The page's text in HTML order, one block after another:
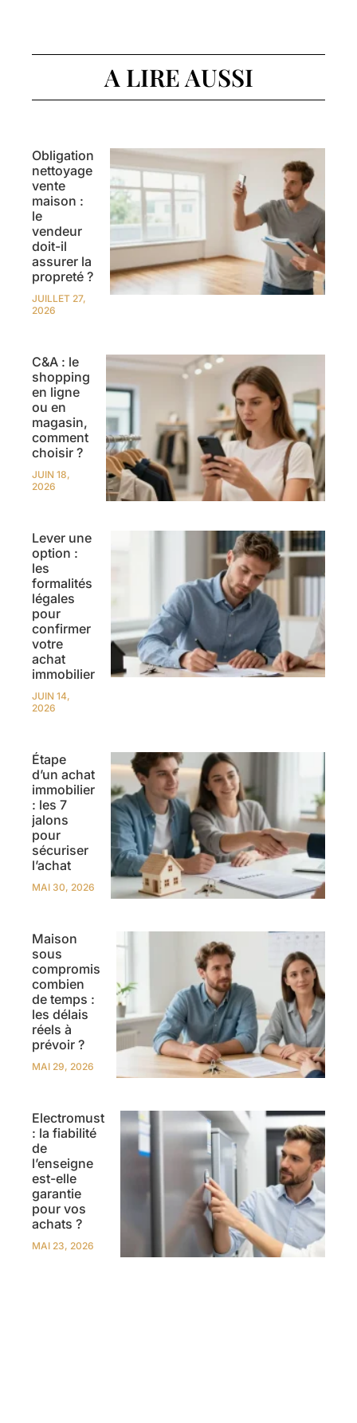
A LIRE AUSSI
Obligation
nettoyage
vente
maison :
le
vendeur
doit-il
assurer la
propreté ?
JUILLET 27,
2026
C&A : le
shopping
en ligne
ou en
magasin,
comment
choisir ?
JUIN 18,
2026
Lever une
option :
les
formalités
légales
pour
confirmer
votre
achat
immobilier
JUIN 14,
2026
Étape
d’un achat
immobilier
: les 7
jalons
pour
sécuriser
l’achat
MAI 30, 2026
Maison
sous
compromis
combien
de temps :
les délais
réels à
prévoir ?
MAI 29, 2026
Electromust
: la fiabilité
de
l’enseigne
est-elle
garantie
pour vos
achats ?
MAI 23, 2026